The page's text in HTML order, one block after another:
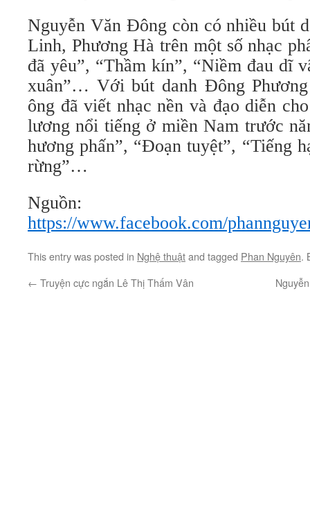
Nguyễn Văn Đông còn có nhiều bút
Linh, Phương Hà trên một số nhạc
đã yêu”, “Thầm kín”, “Niềm đau dĩ
xuân”… Với bút danh Đông
ông đã viết nhạc nền và đạo diễn
lương nổi tiếng ở miền Nam trước
hương phấn”, “Đoạn tuyệt”, “Tiếng
rừng”…
Nguồn:
https://www.facebook.com/
This entry was posted in Nghệ thuậtand tagged Phan Nguyên.
← Truyện cực ngắn Lê Thị Thấm Vân